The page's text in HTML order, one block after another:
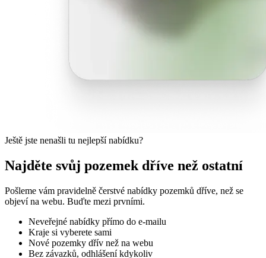
Ještě jste nenašli tu nejlepší nabídku?
Najděte svůj pozemek dříve než ostatní
Pošleme vám pravidelně čerstvé nabídky pozemků dříve, než se
objeví na webu. Buďte mezi prvními.
Neveřejné nabídky přímo do e-mailu
Kraje si vyberete sami
Nové pozemky dřív než na webu
Bez závazků, odhlášení kdykoliv